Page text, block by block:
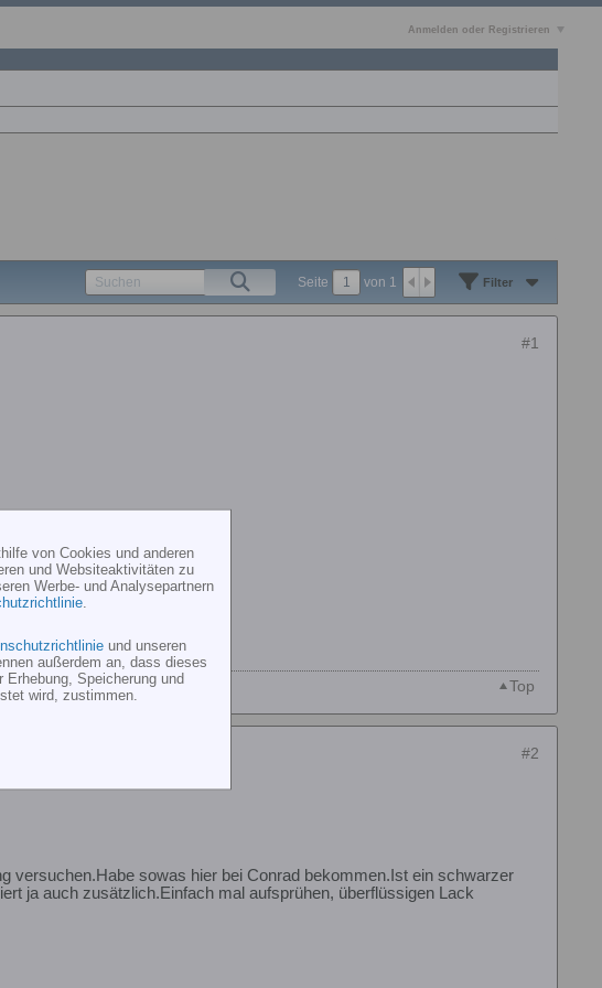
Anmelden oder Registrieren
Seite von 1 Filter
#1
Top
#2
versuchen.Habe sowas hier bei Conrad bekommen.Ist ein schwarzer
ja auch zusätzlich.Einfach mal aufsprühen, überflüssigen Lack
von Cookies und anderen
und Websiteaktivitäten zu
Werbe- und Analysepartnern
und unseren
außerdem an, dass dieses
Speicherung und
wird, zustimmen.